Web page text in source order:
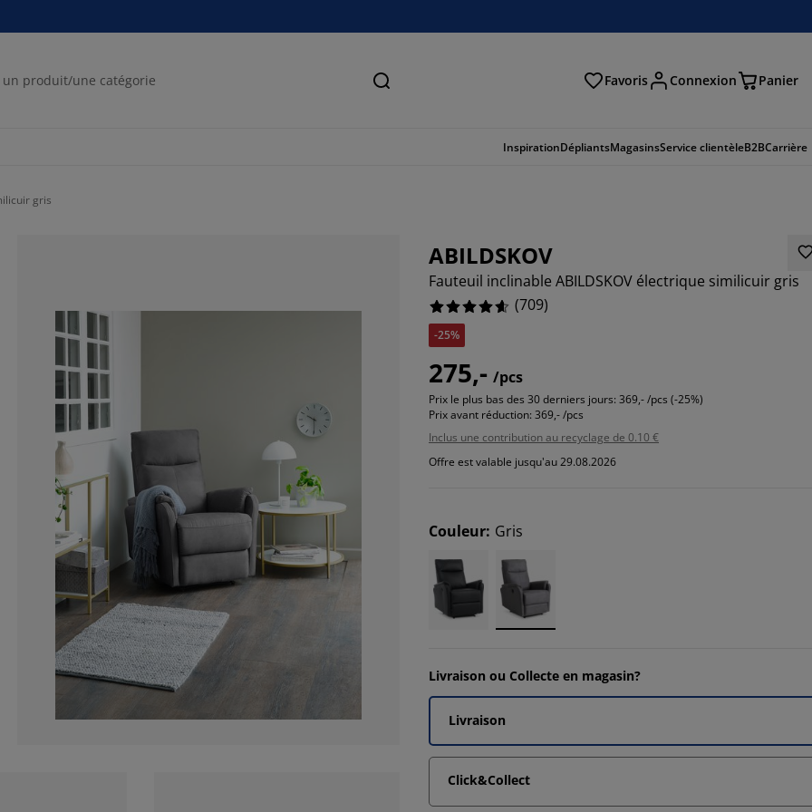
Recherche Favoris Connexion Panier
InspirationDépliantsMagasinsService clientèleB2BCarrière
gris
ABILDSKOV
Fauteuil inclinable ABILDSKOV électrique similicuir gris
(709)
-25%
275,- /pcs
Prix le plus bas des 30 derniers jours: 369,- /pcs (-25%)
Prix avant réduction: 369,- /pcs
Inclus une contribution au recyclage de 0.10 €
Offre est valable jusqu'au 29.08.2026
Couleur: Gris
Livraison ou Collecte en magasin?
Livraison
Click&Collect
14.66854724964739%
5.218617771509168%
1.8335684062059237%
2.2566995768688294%